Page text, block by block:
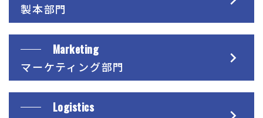
製本部門
Marketing
マーケティング部門
Logistics